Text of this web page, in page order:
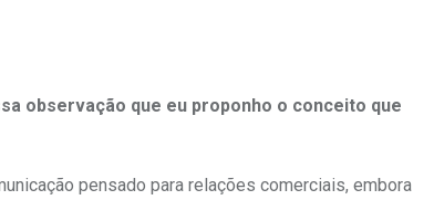
observação que eu proponho o conceito que
pensado para relações comerciais, embora